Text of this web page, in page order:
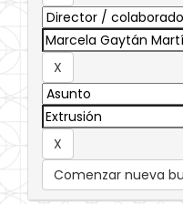
Comenzar nueva